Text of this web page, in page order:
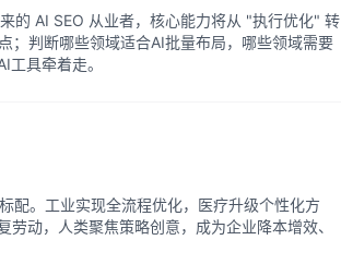
的 AI SEO 从业者，核心能力将从 "执行优化" 转
；判断哪些领域适合AI批量布局，哪些领域需要
具牵着走。
配。工业实现全流程优化，医疗升级个性化方
动，人类聚焦策略创意，成为企业降本增效、